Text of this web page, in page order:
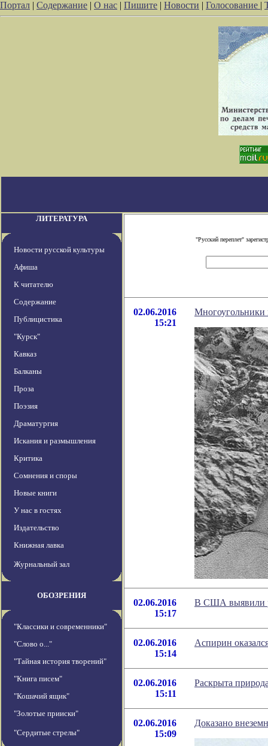
Портал | Содержание | О нас | Пишите | Новости | Голосование |
ЛИТЕРАТУРА
Новости русской культуры
Афиша
К читателю
Содержание
Публицистика
"Курск"
Кавказ
Балканы
Проза
Поэзия
Драматургия
Искания и размышления
Критика
Сомнения и споры
Новые книги
У нас в гостях
Издательство
Книжная лавка
Журнальный зал
ОБОЗРЕНИЯ
"Классики и современники"
"Слово о..."
"Тайная история творений"
"Книга писем"
"Кошачий ящик"
"Золотые прииски"
"Сердитые стрелы"
"Русский переплет"
02.06.2016
15:21
Многоугольники
02.06.2016
15:17
В США выявили
02.06.2016
15:14
Аспирин
02.06.2016
15:11
Раскрыта
02.06.2016
15:09
Доказано